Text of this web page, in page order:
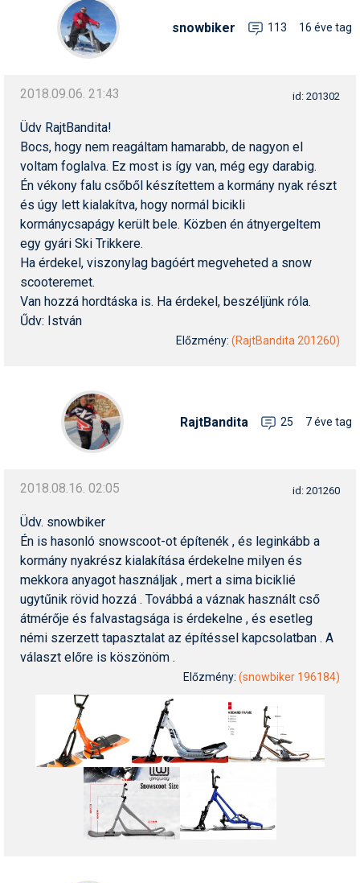
Az idei nyár újdonságai
Chopokon és a Magas-
Tátrában
Argentínában
Kranjska Gora: végre
átadták a négyüléses
felvonót
Kreischberg: kezdődhet az
új Rosenkranz-lift építése
Megnyitott a Riders Park
Donovalyban
Filmajánló
Freeride
Freestyle
Hasznos tanácsok
Havazin
Hírek
Hírlevél
Hójelentés
Hütte
Ingatlan
Kerékpár
Korcsolya
Könyvajánló
Magazinok
Munkavállalás
Olvasnivaló
Pályázatok
Portálinfo
Snowboard
Szánkó
Telemark
Videóajánlás
Webkamerák
Válogatás
Pályaszállások Összes ország
Nyári ajánlatok Összes ország
Sítáborok oktatással
Cikkek a síoktatásról
Sífutásoktatók
Nagykereskedések
Túrasíüzletek
Akciók
Termékkereső
Autófelszerelés
Egyéb termékek
Új termékek
Snowboard
Egyéb téli sportok
Túrasí és Sífutás
Síelést kiegészítő sportok:
bringa, szörf, stb.
Minden egyéb síeléshez
kapcsolódó téma
A honlappal kapcsolatos
kérdések és válaszok
Kötetlen beszélgetések
Belépés
Miért érdemes regisztrálni?
⬇Telepítsd alkalmazásként a sielok.hu-t
snowbiker 113 16 éve tag
2018.09.06. 21:43 id: 201302
Üdv RajtBandita!
Bocs, hogy nem reagáltam hamarabb, de nagyon el
voltam foglalva. Ez most is így van, még egy darabig.
Én vékony falu csőből készítettem a kormány nyak részt
és úgy lett kialakítva, hogy normál bicikli
kormánycsapágy került bele. Közben én átnyergeltem
egy gyári Ski Trikkere.
Ha érdekel, viszonylag bagóért megveheted a snow
scooteremet.
Van hozzá hordtáska is. Ha érdekel, beszéljünk róla.
Űdv: István
Előzmény: (RajtBandita 201260)
RajtBandita 25 7 éve tag
2018.08.16. 02:05 id: 201260
Üdv. snowbiker
Én is hasonló snowscoot-ot építenék , és leginkább a
kormány nyakrész kialakítása érdekelne milyen és
mekkora anyagot használjak , mert a sima biciklié
ugytűnik rövid hozzá . Továbbá a váznak használt cső
átmérője és falvastagsága is érdekelne , és esetleg
némi szerzett tapasztalat az építéssel kapcsolatban . A
választ előre is köszönöm .
Előzmény: (snowbiker 196184)